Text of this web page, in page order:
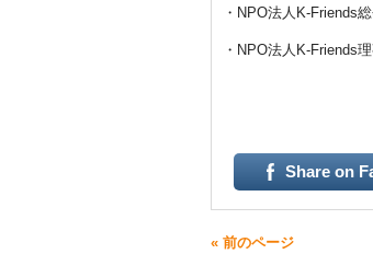
・NPO法人K-Friends
・NPO法人K-
Share on
« 前のページ